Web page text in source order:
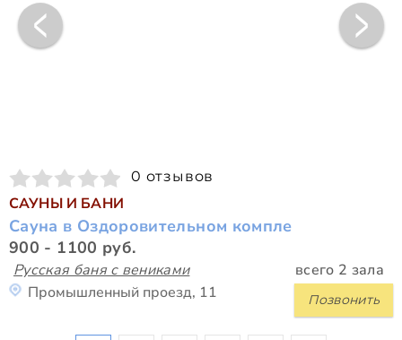
0 отзывов
САУНЫ И БАНИ
Сауна в Оздоровительном компле
900 - 1100 руб.
Русская баня с вениками всего 2 зала
Позвонить
Промышленный проезд, 11